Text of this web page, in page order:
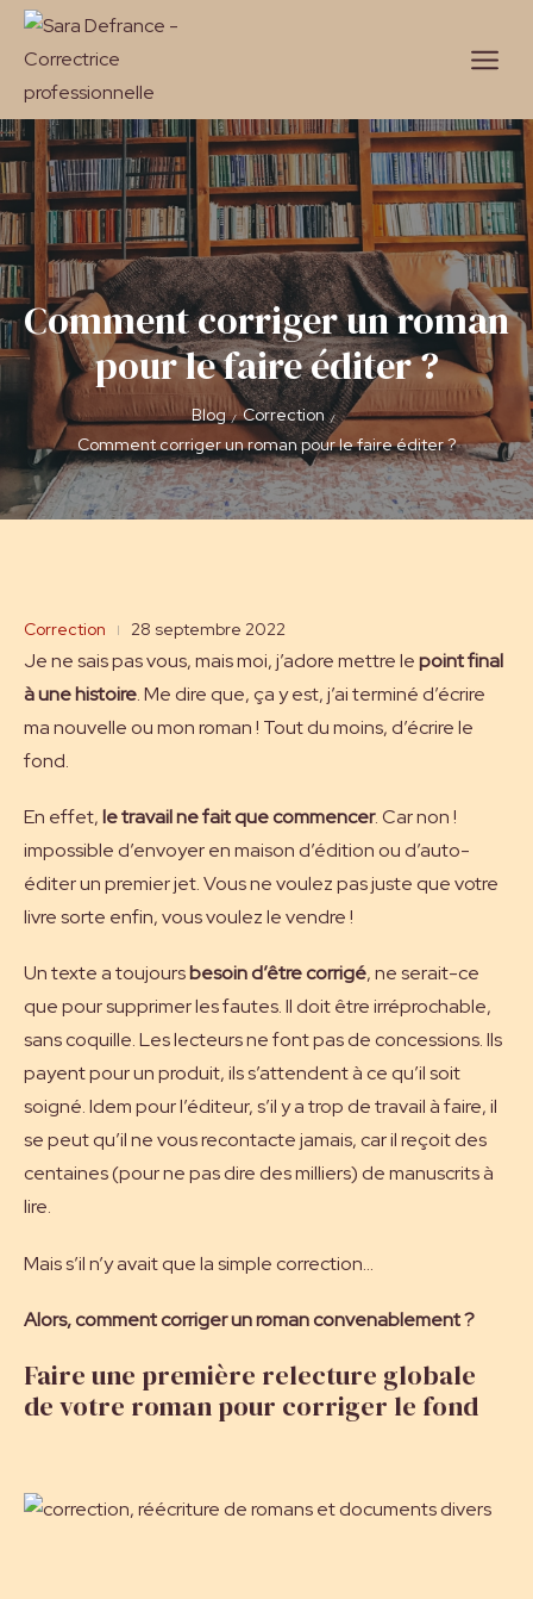
Comment corriger un roman
pour le faire éditer ?
Blog / Correction /
Comment corriger un roman pour le faire éditer ?
Correction 28 septembre 2022
Je ne sais pas vous, mais moi, j’adore mettre lepoint final
à une histoire. Me dire que, ça y est, j’ai terminé d’écrire
ma nouvelle ou mon roman ! Tout du moins, d’écrire le
fond.
En effet,le travail ne fait que commencer. Car non !
impossible d’envoyer en maison d’édition ou d’auto-
éditer un premier jet. Vous ne voulez pas juste que votre
livre sorte enfin, vous voulez le vendre !
Un texte a toujoursbesoin d’être corrigé, ne serait-ce
que pour supprimer les fautes. Il doit être irréprochable,
sans coquille. Les lecteurs ne font pas de concessions. Ils
payent pour un produit, ils s’attendent à ce qu’il soit
soigné. Idem pour l’éditeur, s’il y a trop de travail à faire, il
se peut qu’il ne vous recontacte jamais, car il reçoit des
centaines (pour ne pas dire des milliers) de manuscrits à
lire.
Mais s’il n’y avait que la simple correction…
Alors, comment corriger un roman convenablement ?
Faire une première relecture globale
de votre roman pour corriger le fond